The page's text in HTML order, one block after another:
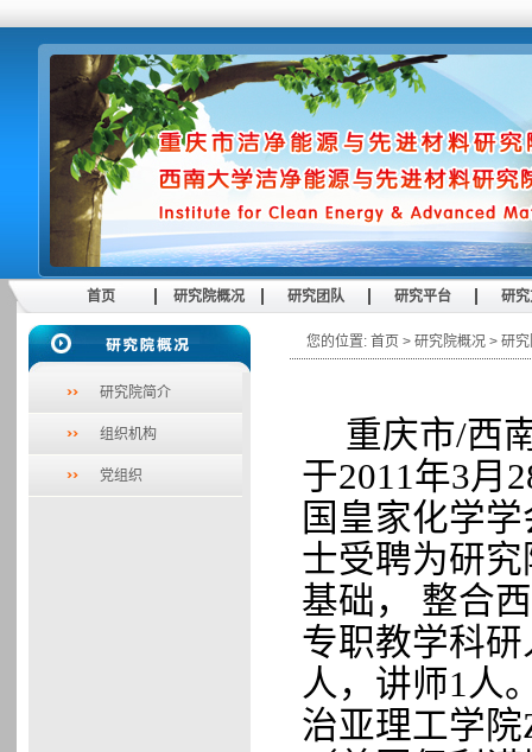
首页 研究院概况 研究团队 研究平台 研
研究院简介
组织机构
党组织
您的位置: 首页 > 研究院概况 > 研
重庆市/西
于2011年3月
国皇家化学
士受聘为研
基础，
整合
专职教学科研
人，讲师1人
治亚理工学院